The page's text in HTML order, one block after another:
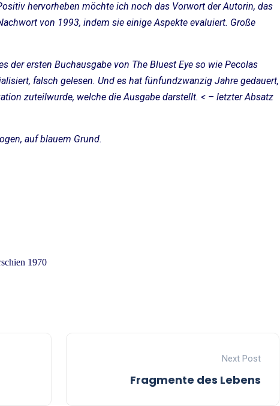
hervorheben möchte ich noch das Vorwort der Autorin, das
von 1993, indem sie einige Aspekte evaluiert. Große
der ersten Buchausgabe von The Bluest Eye so wie Pecolas
falsch gelesen. Und es hat fünfundzwanzig Jahre gedauert,
zuteilwurde, welche die Ausgabe darstellt. < – letzter Absatz
auf blauem Grund.
1970
Next Post
Fragmente des Lebens